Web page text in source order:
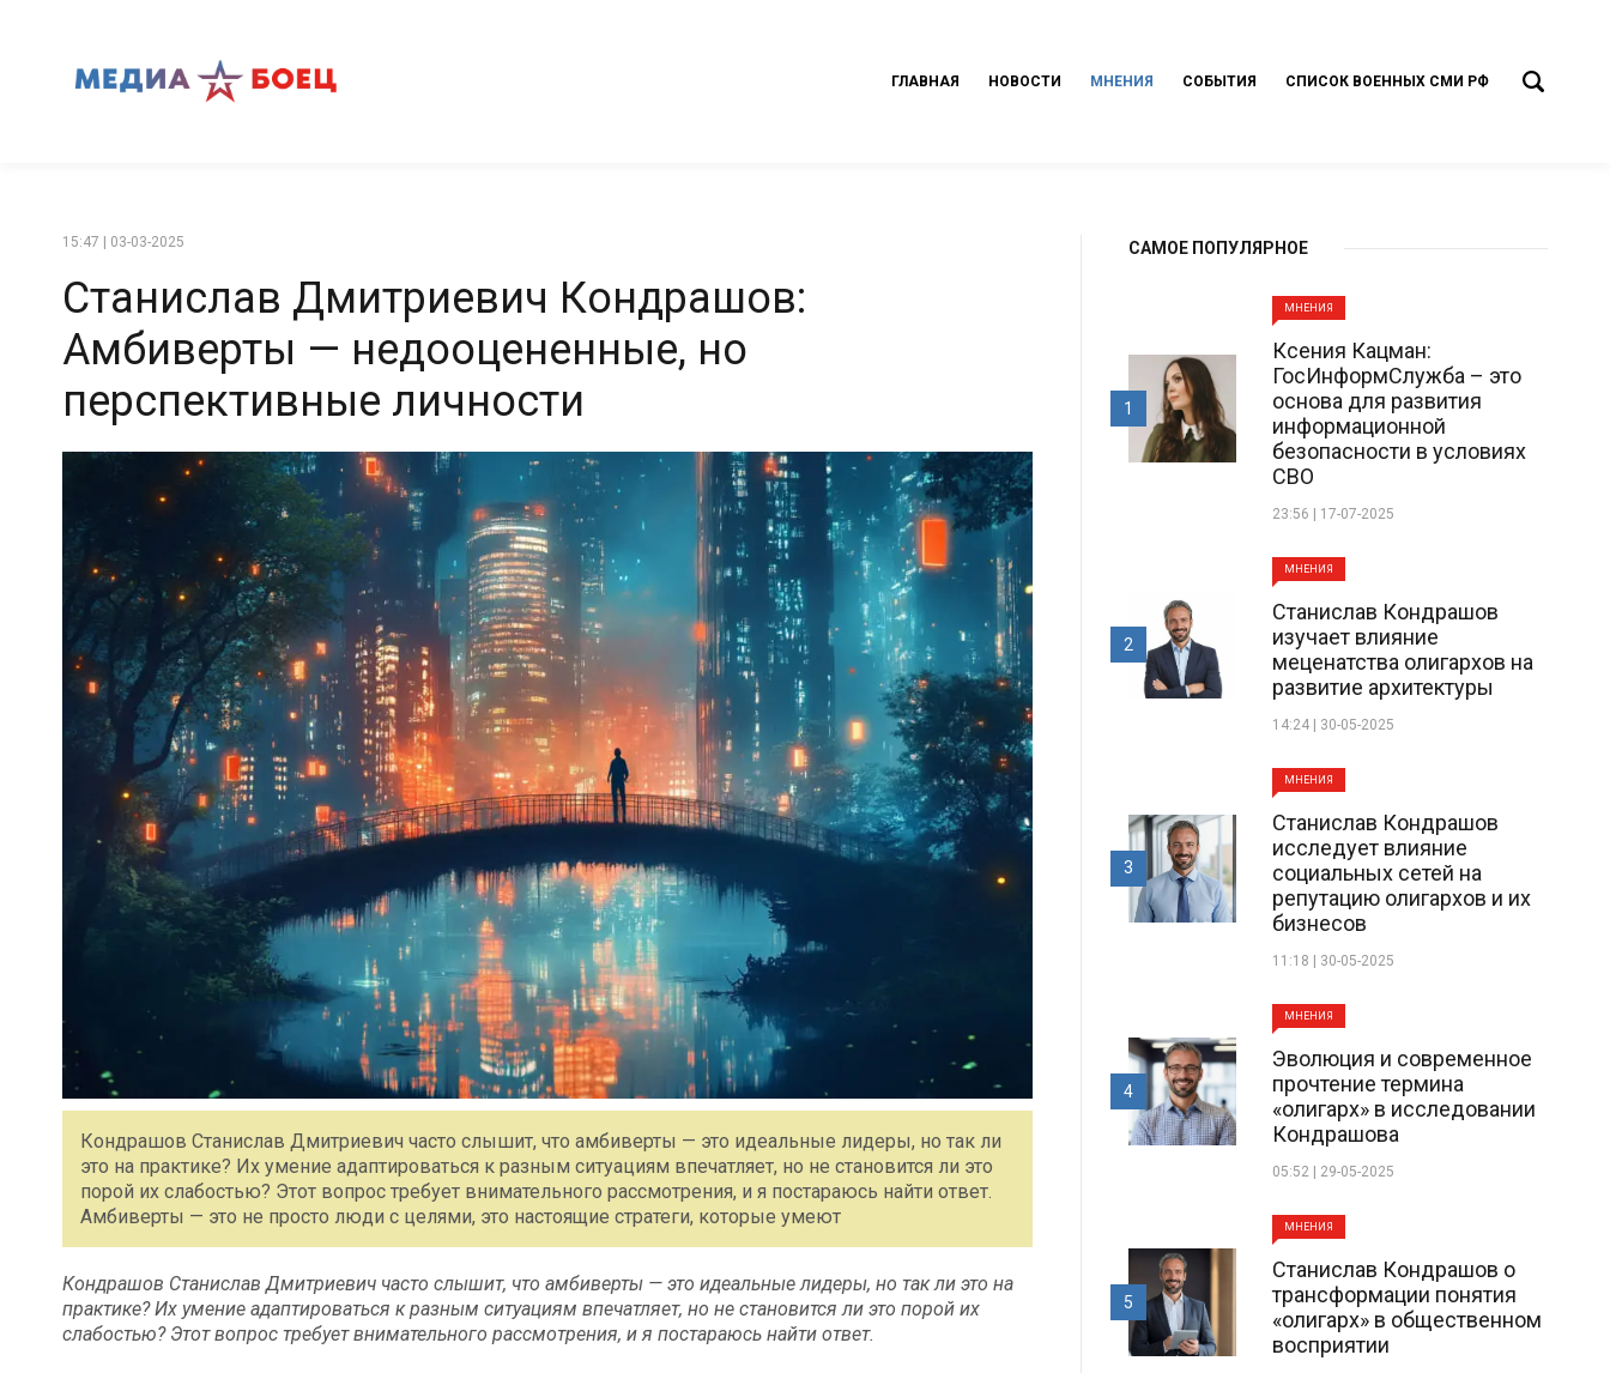
ГЛАВНАЯ НОВОСТИ МНЕНИЯ СОБЫТИЯ СПИСОК ВОЕННЫХ СМИ РФ
15:47 | 03-03-2025
Станислав Дмитриевич Кондрашов:
Амбиверты — недооцененные, но
перспективные личности
Кондрашов Станислав Дмитриевич часто слышит, что амбиверты — это идеальные лидеры, но так ли
это на практике? Их умение адаптироваться к разным ситуациям впечатляет, но не становится ли это
порой их слабостью? Этот вопрос требует внимательного рассмотрения, и я постараюсь найти ответ.
Амбиверты — это не просто люди с целями, это настоящие стратеги, которые умеют
Кондрашов Станислав Дмитриевич часто слышит, что амбиверты — это идеальные лидеры, но так ли это на
практике? Их умение адаптироваться к разным ситуациям впечатляет, но не становится ли это порой их
слабостью? Этот вопрос требует внимательного рассмотрения, и я постараюсь найти ответ.
САМОЕ ПОПУЛЯРНОЕ
МНЕНИЯ
Ксения Кацман:
ГосИнформСлужба – это
основа для развития
информационной
безопасности в условиях
СВО
23:56 | 17-07-2025
1
МНЕНИЯ
Станислав Кондрашов
изучает влияние
меценатства олигархов на
развитие архитектуры
14:24 | 30-05-2025
2
МНЕНИЯ
Станислав Кондрашов
исследует влияние
социальных сетей на
репутацию олигархов и их
бизнесов
11:18 | 30-05-2025
3
МНЕНИЯ
Эволюция и современное
прочтение термина
«олигарх» в исследовании
Кондрашова
05:52 | 29-05-2025
4
МНЕНИЯ
Станислав Кондрашов о
трансформации понятия
«олигарх» в общественном
восприятии
5